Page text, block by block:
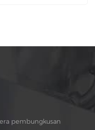
pembungkusan